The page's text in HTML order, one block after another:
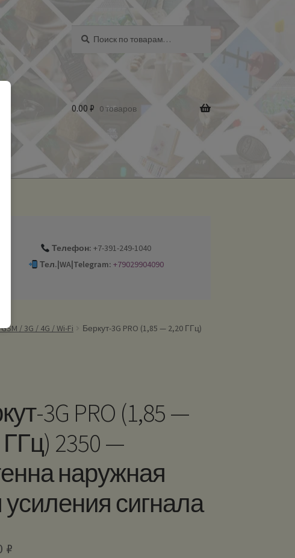
0.00 ₽ 0 товаров
Телефон: +7-391-249-1040
Тел.|WA|Telegram: +79029904090
/ 3G / 4G / Wi-Fi
Беркут-3G PRO (1,85 — 2,20 ГГц)
3G PRO (1,85 —
ГГц) 2350 —
наружная
сигнала
₽